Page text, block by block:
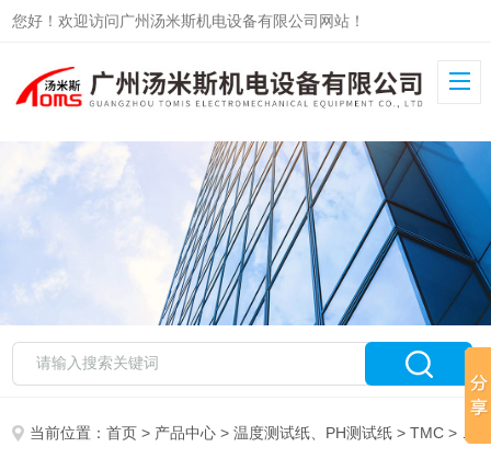
您好！欢迎访问广州汤米斯机电设备有限公司网站！
当前位置：首页 > 产品中心 >温度测试纸、PH测试纸 >TMC > TMC温度测试纸SINGLE EVENT TDI